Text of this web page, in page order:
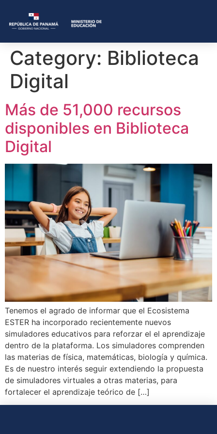
Category: Biblioteca
Digital
Más de 51,000 recursos
disponibles en Biblioteca
Digital
Tenemos el agrado de informar que el Ecosistema
ESTER ha incorporado recientemente nuevos
simuladores educativos para reforzar el el aprendizaje
dentro de la plataforma. Los simuladores comprenden
las materias de física, matemáticas, biología y química.
Es de nuestro interés seguir extendiendo la propuesta
de simuladores virtuales a otras materias, para
fortalecer el aprendizaje teórico de […]